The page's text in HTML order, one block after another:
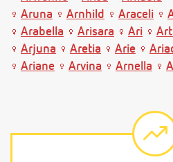
Aruna
Arnhild Araceli
Arabella
Arisara Ari
Arjuna
Aretia Arie
Ariane
Arvina Arnella